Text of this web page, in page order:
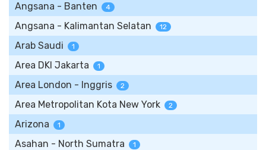
Angsana - Banten 4
Angsana - Kalimantan Selatan 12
Arab Saudi 1
Area DKI Jakarta 1
Area London - Inggris 2
Area Metropolitan Kota New York 2
Arizona 1
Asahan - North Sumatra 1